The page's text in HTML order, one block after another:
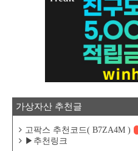
가상자산 추천글
고팍스 추천코드( B7ZA4M )
▶추천링크